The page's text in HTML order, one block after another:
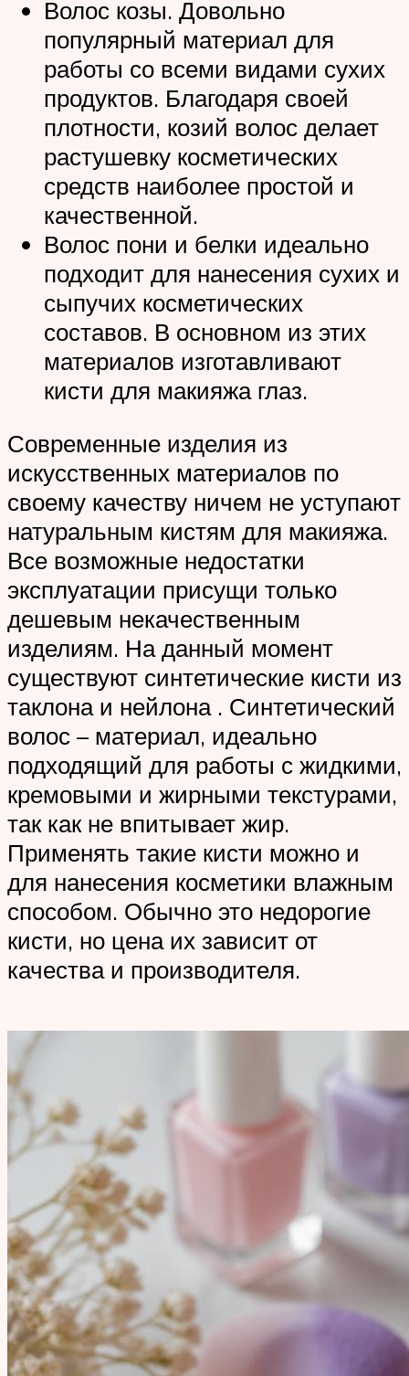
Волос козы. Довольно
популярный материал для
работы со всеми видами сухих
продуктов. Благодаря своей
плотности, козий волос делает
растушевку косметических
средств наиболее простой и
качественной.
Волос пони и белки идеально
подходит для нанесения сухих и
сыпучих косметических
составов. В основном из этих
материалов изготавливают
кисти для макияжа глаз.
Современные изделия из
искусственных материалов по
своему качеству ничем не уступают
натуральным кистям для макияжа.
Все возможные недостатки
эксплуатации присущи только
дешевым некачественным
изделиям. На данный момент
существуют синтетические кисти из
таклона и нейлона . Синтетический
волос – материал, идеально
подходящий для работы с жидкими,
кремовыми и жирными текстурами,
так как не впитывает жир.
Применять такие кисти можно и
для нанесения косметики влажным
способом. Обычно это недорогие
кисти, но цена их зависит от
качества и производителя.